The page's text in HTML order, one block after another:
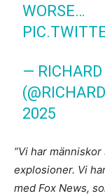
WORSE…
— RICHARD
2025
”Vi har
explosioner. Vi
med Fox News,